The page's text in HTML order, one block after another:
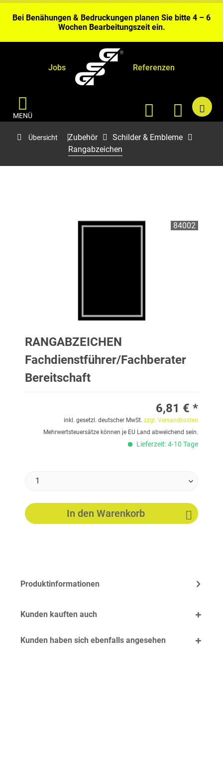
Bei Benähungen & Bedruckungen planen Sie bitte 4 – 6
Wochen Bearbeitungszeit ein.
Gerolstein.
Jobs Referenzen
MENÜ
Übersicht Zubehör
Schilder & Embleme
Rangabzeichen
84002
RANGABZEICHEN
Fachdienstführer/Fachberater
Bereitschaft
6,81 € *
inkl. gesetzl. deutscher MwSt. zzgl. Versandkosten
Mehrwertsteuersätze können je EU Land abweichend sein.
Lieferzeit: 4-10 Tage
In den Warenkorb
Produktinformationen
Kunden kauften auch
Kunden haben sich ebenfalls angesehen